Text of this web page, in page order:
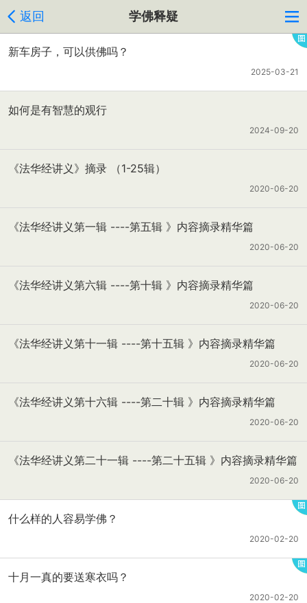
返回 学佛释疑
新车房子，可以供佛吗？
2025-03-21
如何是有智慧的观行
2024-09-20
《法华经讲义》摘录 （1-25辑）
2020-06-20
《法华经讲义第一辑 ----第五辑 》内容摘录精华篇
2020-06-20
《法华经讲义第六辑 ----第十辑 》内容摘录精华篇
2020-06-20
《法华经讲义第十一辑 ----第十五辑 》内容摘录精华篇
2020-06-20
《法华经讲义第十六辑 ----第二十辑 》内容摘录精华篇
2020-06-20
《法华经讲义第二十一辑 ----第二十五辑 》内容摘录精华篇
2020-06-20
什么样的人容易学佛？
2020-02-20
十月一真的要送寒衣吗？
2020-02-20